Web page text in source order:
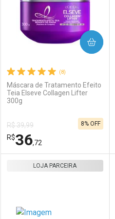
(8)
Máscara de Tratamento Efeito
Teia Elseve Collagen Lifter
300g
R$ 39,99
R$36,72
8% OFF
COMPRAR
LOJA PARCEIRA